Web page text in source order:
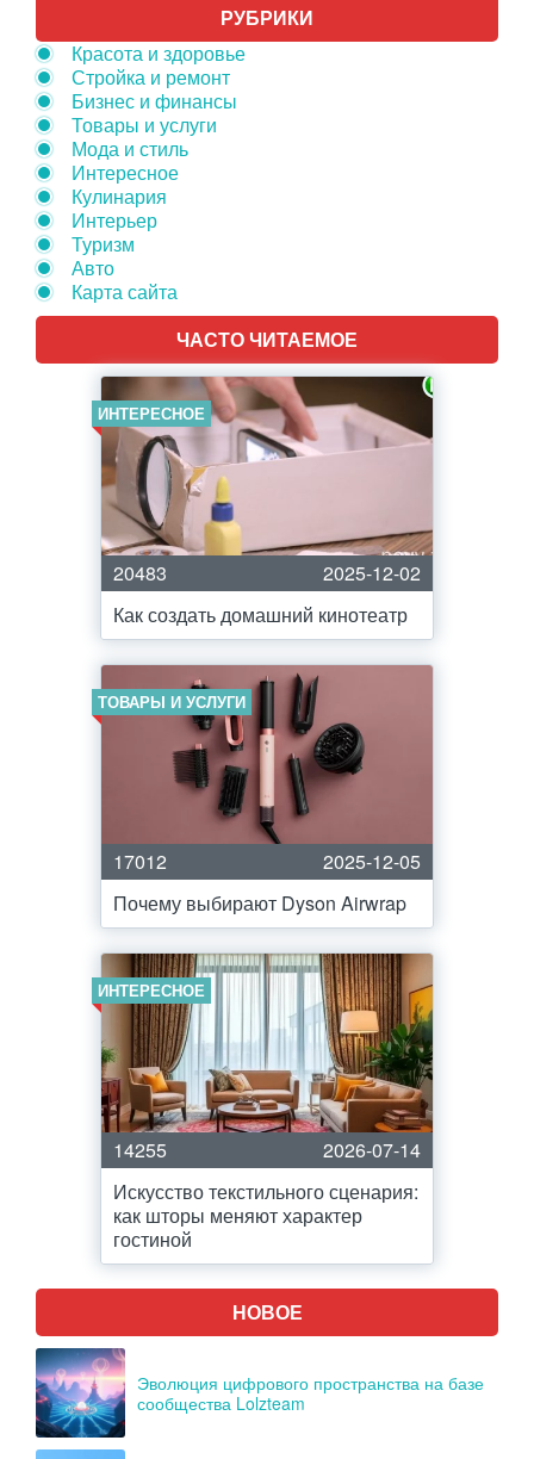
РУБРИКИ
Красота и здоровье
Стройка и ремонт
Бизнес и финансы
Товары и услуги
Мода и стиль
Интересное
Кулинария
Интерьер
Туризм
Авто
Карта сайта
ЧАСТО ЧИТАЕМОЕ
ИНТЕРЕСНОЕ
20483
2025-12-02
Как создать домашний кинотеатр
ТОВАРЫ И УСЛУГИ
17012
2025-12-05
Почему выбирают Dyson Airwrap
ИНТЕРЕСНОЕ
14255
2026-07-14
Искусство текстильного сценария:
как шторы меняют характер
гостиной
НОВОЕ
Эволюция цифрового пространства на базе
сообщества Lolzteam